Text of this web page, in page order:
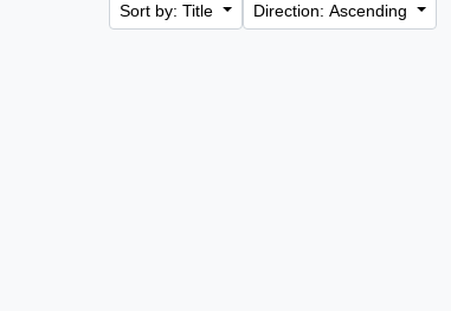
Sort by: Title Direction: Ascending